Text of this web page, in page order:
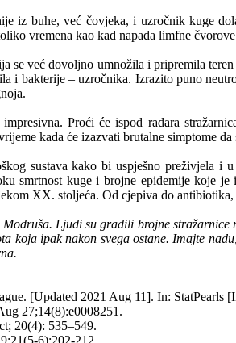
iz buhe, već čovjeka, i uzročnik kuge
vremena kao kad napada limfne
se već dovoljno umnožila i pripremila
i bakterije – uzročnika. Izrazito puno
Proći će ispod radara
kada će izazvati brutalne simptome da
sustava kako bi uspješno preživjela i
smrtnost kuge i brojne epidemije koje
XX. stoljeća. Od cjepiva do
Ljudi su gradili brojne stražarnice
koja ipak nakon svega ostane. Imajte
[Updated 2021 Aug 11]. In: StatPearls
27;14(8):e0008251.
20(4): 535–549.